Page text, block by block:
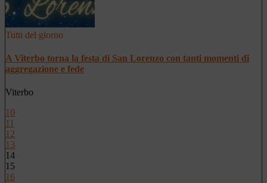
Tutti del giorno
A Viterbo torna la festa di San Lorenzo con tanti momenti di
aggregazione e fede
Viterbo
10
11
12
13
14
15
16